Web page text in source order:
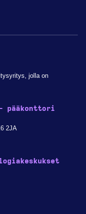
jolla on
pääkonttori
2JA